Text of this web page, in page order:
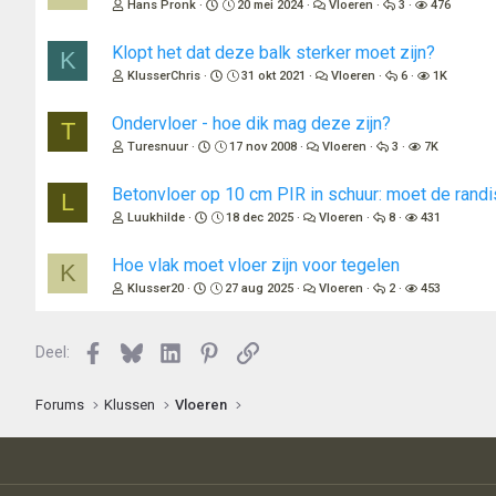
e
:
Hans Pronk 20 mei 2024 Vloeren 3 476
K Klopt het dat deze balk sterker moet zijn?
KlusserChris 31 okt 2021 Vloeren 6 1K
T Ondervloer - hoe dik mag deze zijn?
Turesnuur 17 nov 2008 Vloeren 3 7K
L Betonvloer op 10 cm PIR in schuur: moet de
Luukhilde 18 dec 2025 Vloeren 8 431
K Hoe vlak moet vloer zijn voor tegelen
Klusser20 27 aug 2025 Vloeren 2 453
Deel: Facebook
BlueskyLinkedInPinterest
Link
Forums Klussen Vloeren